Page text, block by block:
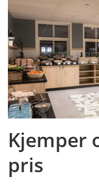
Kjemper
pris